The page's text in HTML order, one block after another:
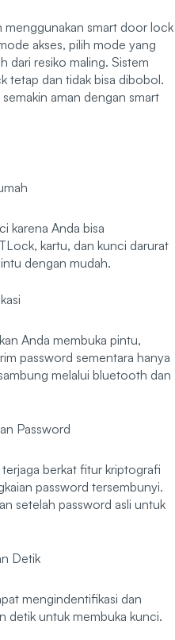
menggunakan smart door lock
akses, pilih mode yang
dari resiko maling. Sistem
tetap dan tidak bisa dibobol.
aman dengan smart
karena Anda bisa
kartu, dan kunci darurat
dengan mudah.
Anda membuka pintu,
password sementara hanya
melalui bluetooth dan
Password
berkat fitur kriptografi
password tersembunyi.
setelah password asli untuk
Detik
mengindentifikasi dan
detik untuk membuka kunci.